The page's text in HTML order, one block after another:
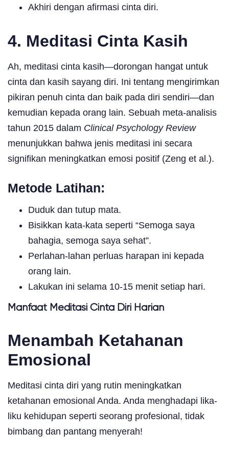
Akhiri dengan afirmasi cinta diri.
4. Meditasi Cinta Kasih
Ah, meditasi cinta kasih—dorongan hangat untuk
cinta dan kasih sayang diri. Ini tentang mengirimkan
pikiran penuh cinta dan baik pada diri sendiri—dan
kemudian kepada orang lain. Sebuah meta-analisis
tahun 2015 dalam Clinical Psychology Review
menunjukkan bahwa jenis meditasi ini secara
signifikan meningkatkan emosi positif (Zeng et al.).
Metode Latihan:
Duduk dan tutup mata.
Bisikkan kata-kata seperti “Semoga saya
bahagia, semoga saya sehat”.
Perlahan-lahan perluas harapan ini kepada
orang lain.
Lakukan ini selama 10-15 menit setiap hari.
Manfaat Meditasi Cinta Diri Harian
Menambah Ketahanan
Emosional
Meditasi cinta diri yang rutin meningkatkan
ketahanan emosional Anda. Anda menghadapi lika-
liku kehidupan seperti seorang profesional, tidak
bimbang dan pantang menyerah!